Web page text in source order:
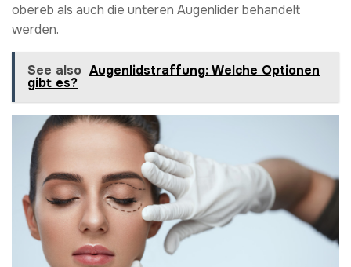
obereb als auch die unteren Augenlider behandelt
werden.
See also Augenlidstraffung: Welche Optionen
gibt es?